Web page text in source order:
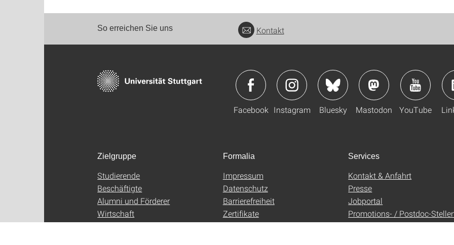
So erreichen Sie uns Kontakt
Facebook Instagram Bluesky Mastodon YouTube
Zielgruppe
Studierende
Beschäftigte
Alumni und Förderer
Wirtschaft
Formalia
Impressum
Datenschutz
Barrierefreiheit
Zertifikate
Services
Kontakt & Anfahrt
Presse
Jobportal
Promotions- / Postdoc-